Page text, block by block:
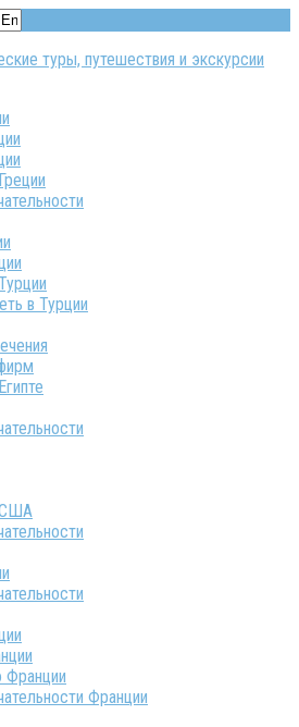
в Турции
США
Франции
Франции